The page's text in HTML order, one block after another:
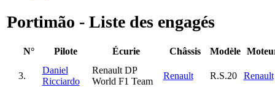
Portimão - Liste des engagés
N° Pilote Écurie Châssis Modèle
3.
Daniel
Ricciardo
Renault DP
World F1 Team
Renault R.S.20 Renault